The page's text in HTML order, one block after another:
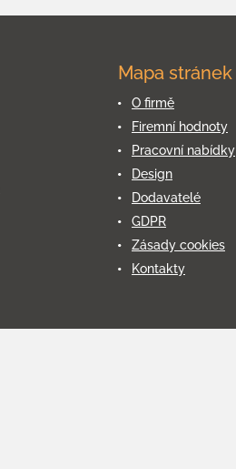
Mapa stránek
O firmě
Firemní hodnoty
Pracovní nabídky
Design
Dodavatelé
GDPR
Zásady cookies
Kontakty